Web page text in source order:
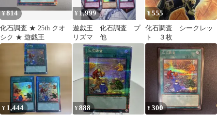
¥814
化石調査 ★ 25th クオ
シク ★ 遊戯王
¥ 1,999
遊戯王 化石調査 プ
リズマ 他
¥555
化石調査 シークレッ
ト ３枚
¥ 1,444 ¥888 ¥300